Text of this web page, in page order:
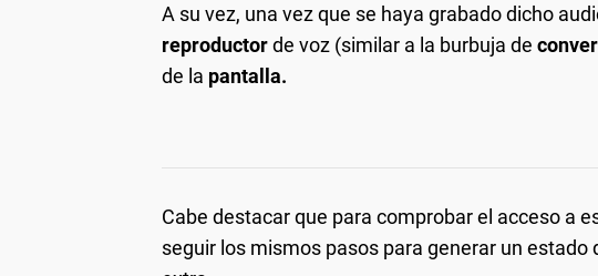
A su vez, una vez que se haya grabado dicho
reproductorde voz (similar a la burbuja de
de la pantalla.
Cabe destacar que para comprobar el acceso a
seguir los mismos pasos para generar un estado